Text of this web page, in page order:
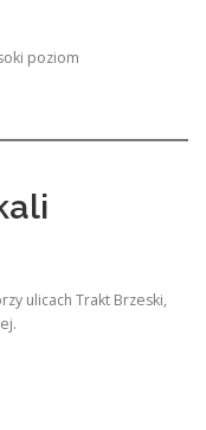
poziom
ulicach Trakt Brzeski,